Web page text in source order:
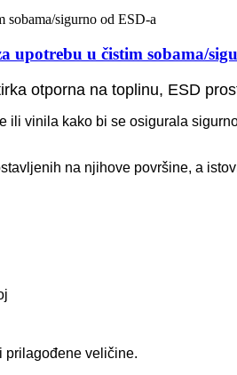
u čistim sobama/
otporna na toplinu, ESD
vinila kako bi se osigurala
na njihove površine, a
prilagođene veličine.